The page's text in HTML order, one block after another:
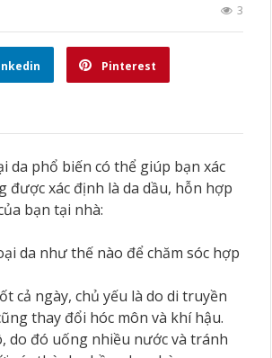
3
Pinterest
da phổ biến có thể giúp bạn xác
được xác định là da dầu, hỗn hợp
bạn tại nhà:
da như thế nào để chăm sóc hợp
cả ngày, chủ yếu là do di truyền
thay đổi hóc môn và khí hậu.
do đó uống nhiều nước và tránh